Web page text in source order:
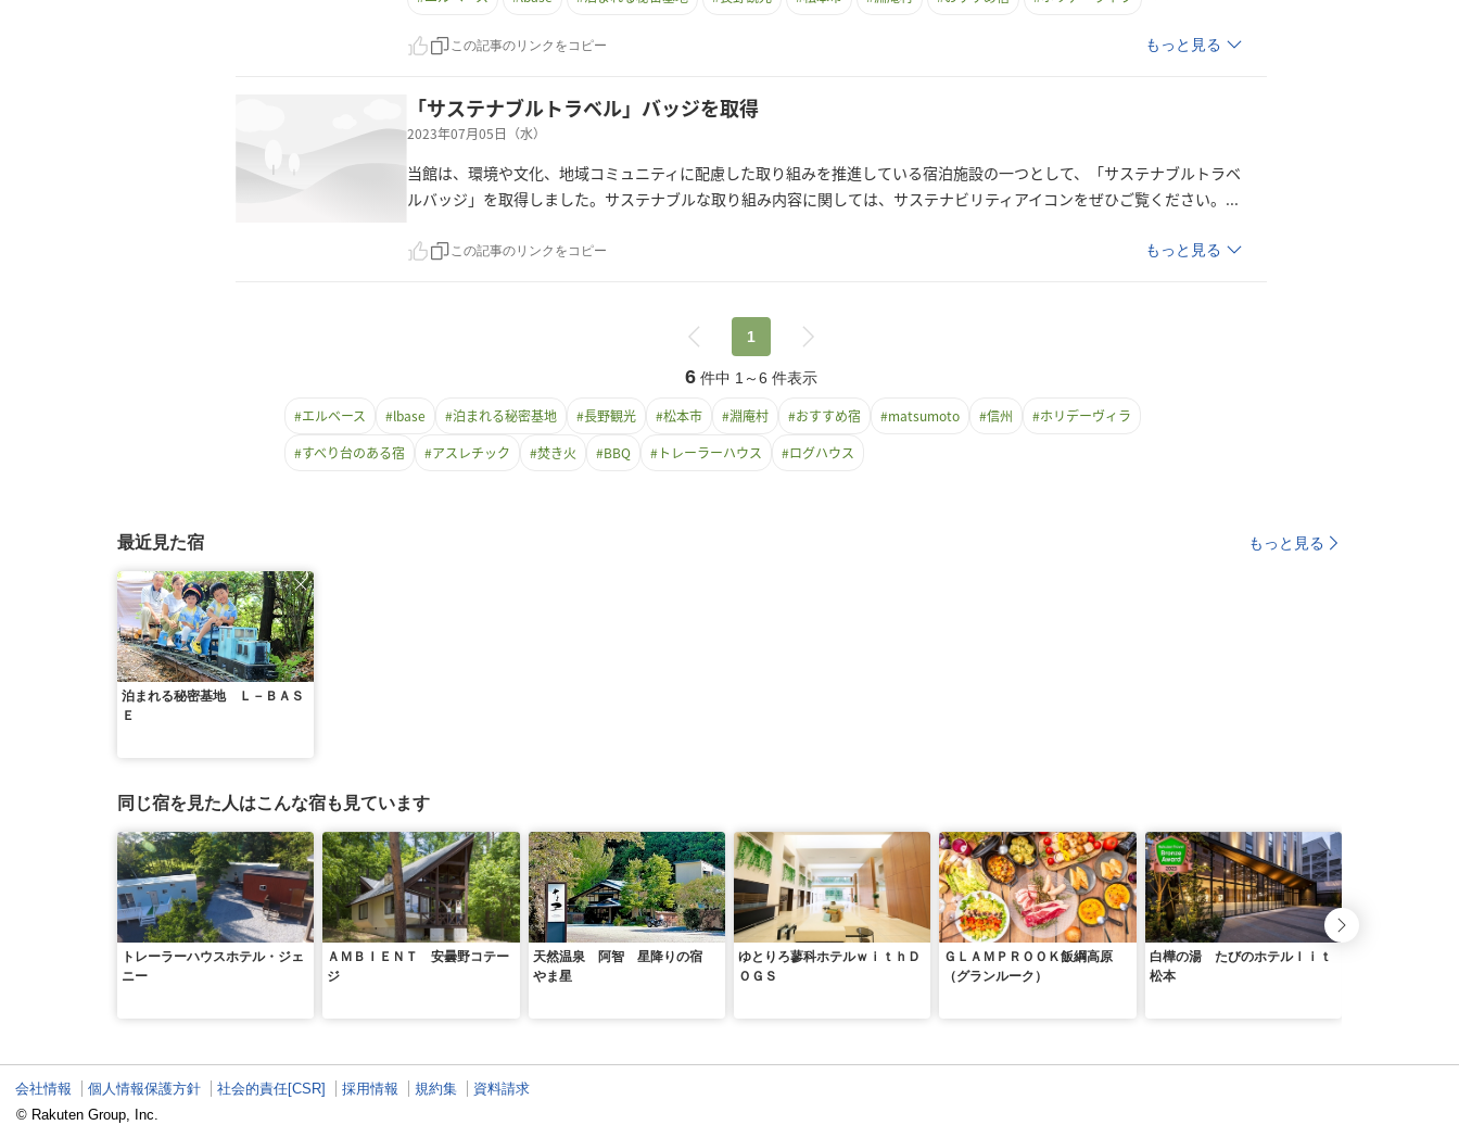
この記事のリンクをコピー もっと見る
「サステナブルトラベル」バッジを取得
2023年07月05日（水）
当館は、環境や文化、地域コミュニティに配慮した取り組みを推進している宿泊施設の一つとして、「サステナブルトラベ
ルバッジ」を取得しました。サステナブルな取り組み内容に関しては、サステナビリティアイコンをぜひご覧ください。 ...
この記事のリンクをコピー もっと見る
1
6 件中 1 ～6 件表示
#エルベース #lbase #泊まれる秘密基地 #長野観光 #松本市 #淵庵村 #おすすめ宿 #matsumoto #信州 #ホリデーヴィラ
#すべり台のある宿 #アスレチック #焚き火 #BBQ # トレーラーハウス #ログハウス
最近見た宿 もっと見る
泊まれる秘密基地 Ｌ－ＢＡＳ
Ｅ
同じ宿を見た人はこんな宿も見ています
トレーラーハウスホテル・ジェ
ニー
ＡＭＢＩＥＮＴ 安曇野コテー
ジ
天然温泉 阿智 星降りの宿
やま星
ゆとりろ蓼科ホテルｗｉｔｈＤ
ＯＧＳ
ＧＬＡＭＰＲＯＯＫ飯綱高原
（グランルーク）
白樺の湯 たびのホテルｌｉｔ
松本
会社情報 個人情報保護方針 社会的責任[CSR] 採用情報 規約集
資料請求
© Rakuten Group, Inc.